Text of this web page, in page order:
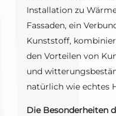
Installation zu
Fassaden, ein
Kunststoff,
den Vorteilen von
und
natürlich wie echtes
Die Besonderheiten